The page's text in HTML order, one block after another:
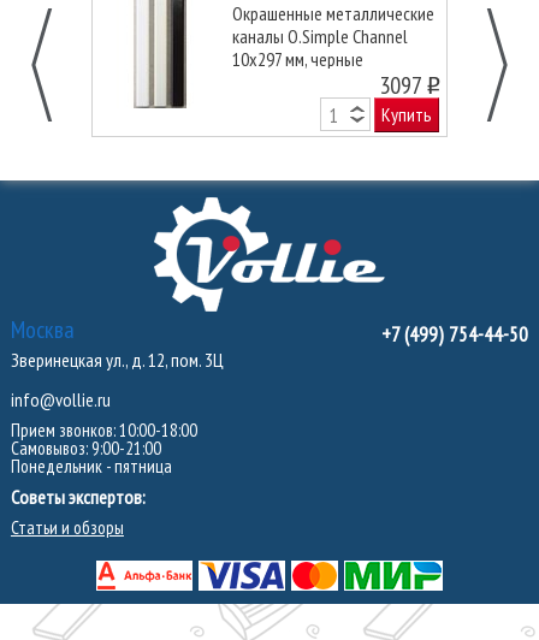
Окрашенные металлические
каналы O.Simple Channel
10х297 мм, черные
3097 o
Купить
Москва
Зверинецкая ул., д. 12, пом. 3Ц
info@vollie.ru
Прием звонков: 10:00-18:00
Самовывоз: 9:00-21:00
Понедельник - пятница
Советы экспертов:
Статьи и обзоры
+7 (499) 754-44-50